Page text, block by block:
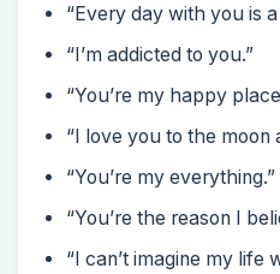
“Every day with you is
“I’m addicted to you.”
“You’re my happy
“I love you to the moon
“You’re my everything.”
“You’re the reason I
“I can’t imagine my life